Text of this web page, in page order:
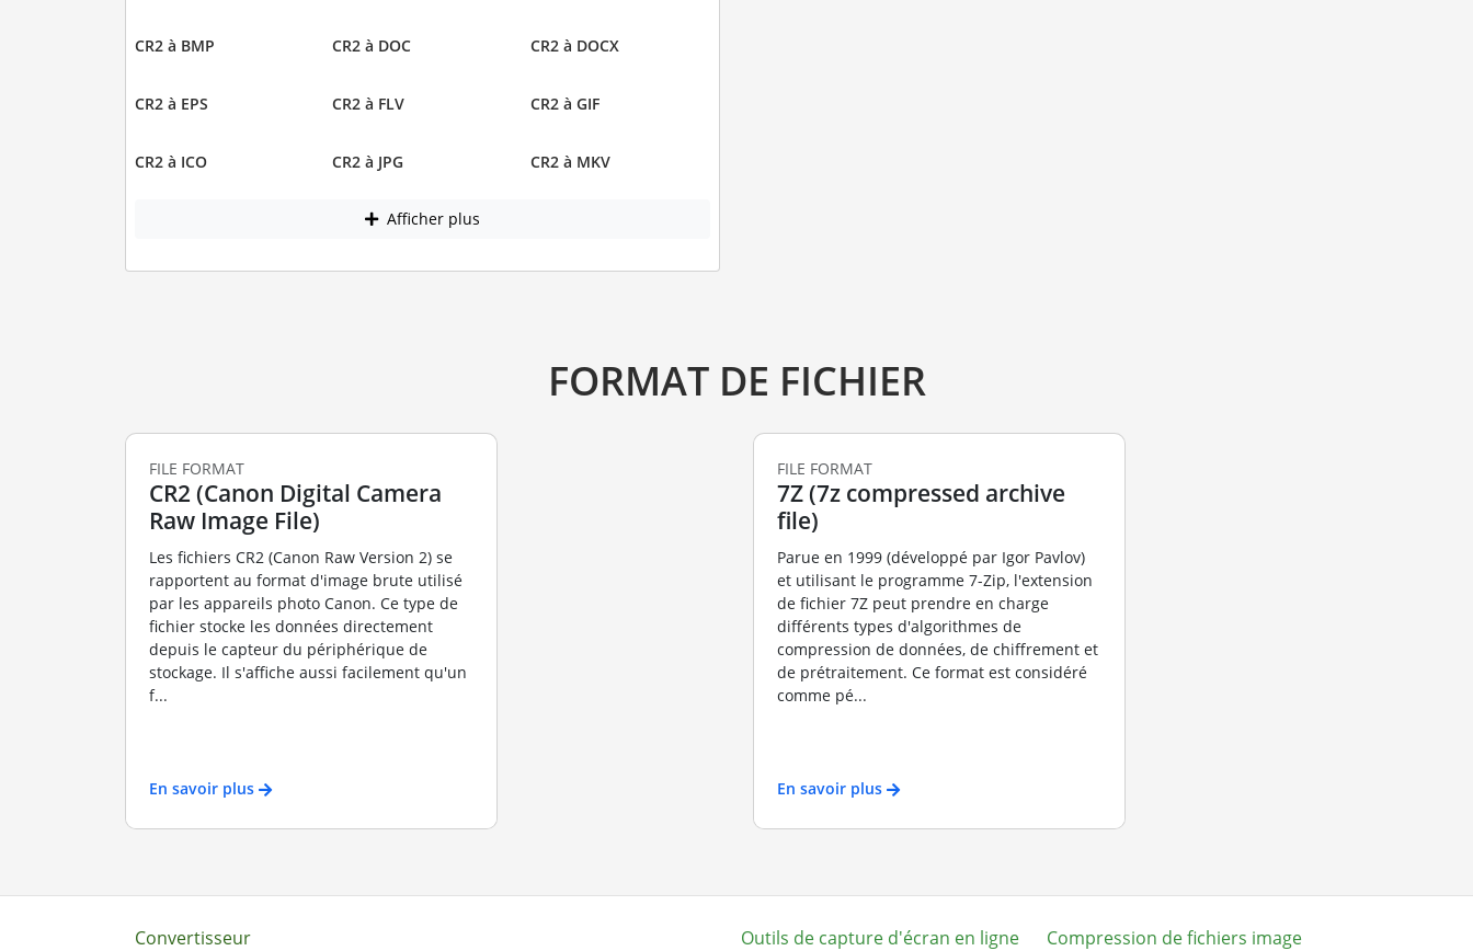
CR2 à BMP CR2 à DOC CR2 à DOCX
CR2 à EPS CR2 à FLV CR2 à GIF
CR2 à ICO CR2 à JPG CR2 à MKV
Afficher plus
FORMAT DE FICHIER
FILE FORMAT
CR2 (Canon Digital Camera
Raw Image File)
Les fichiers CR2 (Canon Raw Version 2) se
rapportent au format d'image brute utilisé
par les appareils photo Canon. Ce type de
fichier stocke les données directement
depuis le capteur du périphérique de
stockage. Il s'affiche aussi facilement qu'un
f...
En savoir plus
FILE FORMAT
7Z (7z compressed archive
file)
Parue en 1999 (développé par Igor Pavlov)
et utilisant le programme 7-Zip, l'extension
de fichier 7Z peut prendre en charge
différents types d'algorithmes de
compression de données, de chiffrement et
de prétraitement. Ce format est considéré
comme pé...
En savoir plus
Convertisseur Outils de capture d'écran en ligne Compression de fichiers image